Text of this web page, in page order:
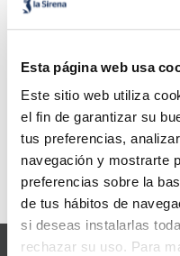
Esta página web usa
Este sitio web utiliza
el fin de garantizar su
tus preferencias,
navegación y mostrarte
preferencias sobre la
de tus hábitos de
si deseas instalarlas
rechazar su uso. Para
Añadir
Terrina de gelat Oreo
5,49 €
Unitat
Añadir
Error: Request failed
8. listísimos
9. gambon
10. pollo